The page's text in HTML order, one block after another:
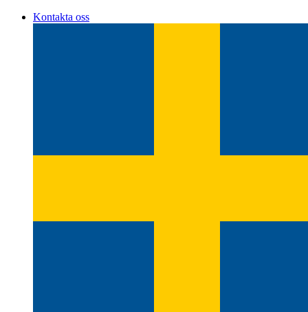
Kontakta oss